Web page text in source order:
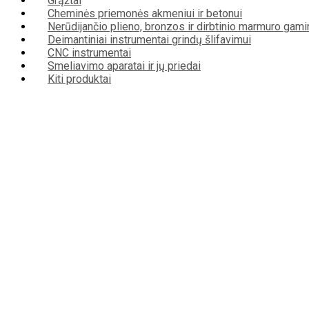
Cheminės priemonės akmeniui ir betonui
Nerūdijančio plieno, bronzos ir dirbtinio marmuro
Deimantiniai instrumentai grindų šlifavimui
CNC instrumentai
Smeliavimo aparatai ir jų priedai
Kiti produktai